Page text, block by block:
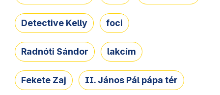
Detective Kelly foci
Radnóti Sándor lakcím
Fekete Zaj II. János Pál pápa tér